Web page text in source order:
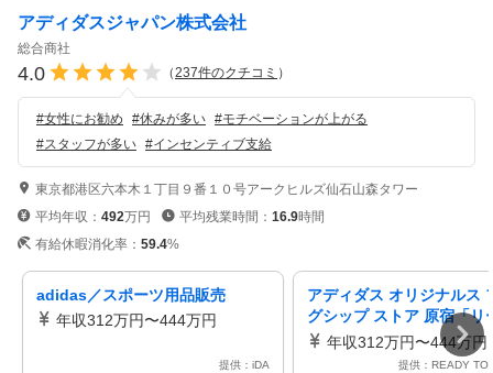
アディダスジャパン株式会社
総合商社
4.0 （237件のクチコミ ）
#女性にお勧め #休みが多い #モチベーションが上がる
#スタッフが多い #インセンティブ支給
東京都港区六本木１丁目９番１０号アークヒルズ仙石山森タワー
平均年収： 492万円 平均残業時間： 16.9時間
有給休暇消化率： 59.4%
adidas／スポーツ用品販売
年収312万円〜444万円
提供：iDA
アディダス オリジナルス
グシップ ストア 原宿「リ
職」年収312万円〜444万円
提供：READY TO